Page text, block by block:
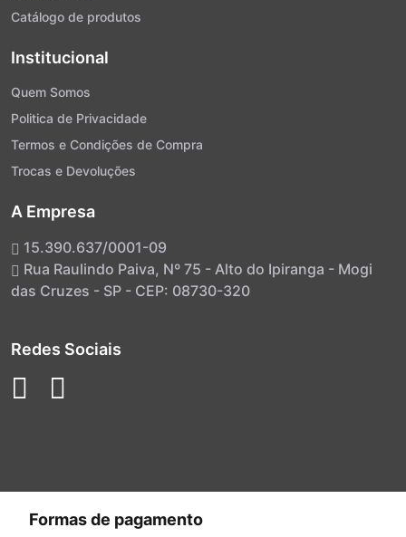
Catálogo de produtos
Institucional
Quem Somos
Politica de Privacidade
Termos e Condições de Compra
Trocas e Devoluções
A Empresa
15.390.637/0001-09
Rua Raulindo Paiva, Nº 75 - Alto do Ipiranga - Mogi
das Cruzes - SP - CEP: 08730-320
Redes Sociais
Formas de pagamento